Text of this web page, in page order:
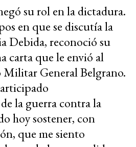
su rol en la dictadura.
en que se discutía la
Debida, reconoció su
carta que le envió al
General Belgrano.
la guerra contra la
hoy sostener, con
que me siento